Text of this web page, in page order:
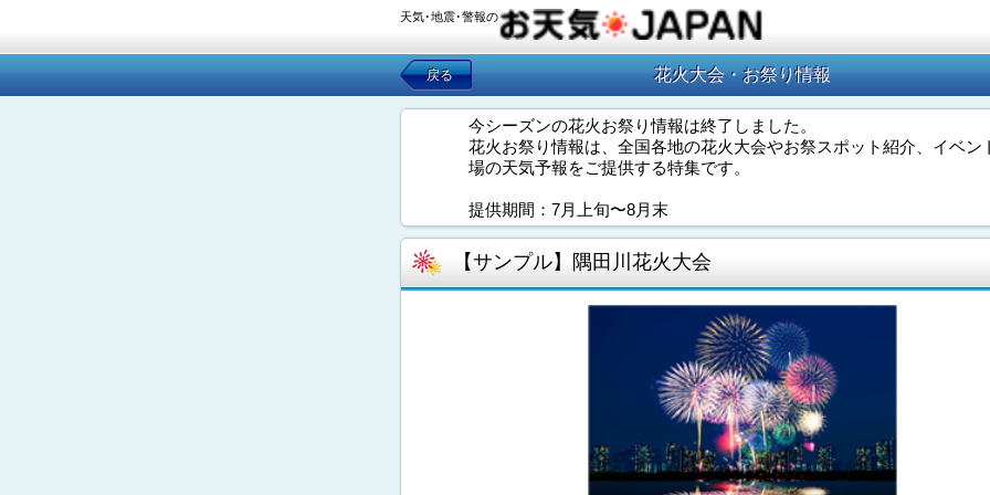
天気･地震･警報の
戻る 花火大会・お祭り情報
今シーズンの花火お祭り情報は終了しました。
花火お祭り情報は、全国各地の花火大会やお祭スポット紹介、イベン
場の天気予報をご提供する特集です。
提供期間：7月上旬〜8月末
【サンプル】隅田川花火大会